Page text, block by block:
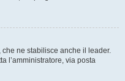
che ne stabilisce anche il leader.
l’amministratore, via posta